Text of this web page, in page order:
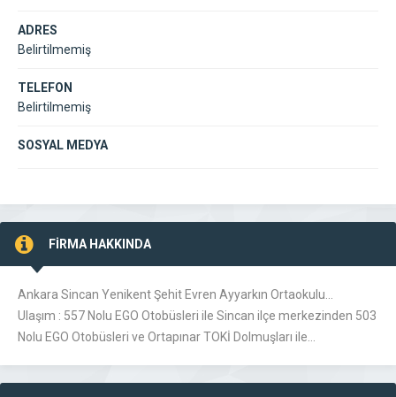
ADRES
Belirtilmemiş
TELEFON
Belirtilmemiş
SOSYAL MEDYA
FİRMA HAKKINDA
Ankara Sincan Yenikent Şehit Evren Ayyarkın Ortaokulu…
Ulaşım : 557 Nolu EGO Otobüsleri ile Sincan ilçe merkezinden 503
Nolu EGO Otobüsleri ve Ortapınar TOKİ Dolmuşları ile…